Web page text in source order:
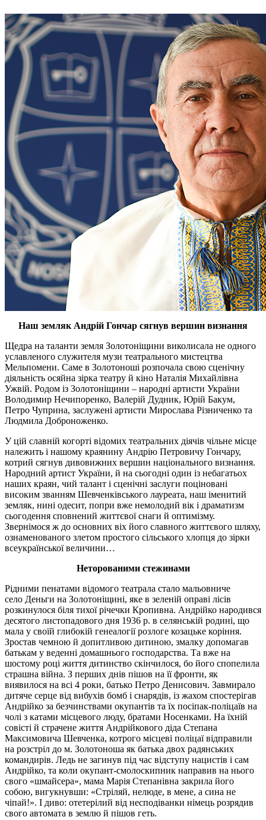
Наш земляк Андрій Гончар сягнув вершин визнання
Щедра на таланти земля Золотоніщини виколисала не одного
уславленого служителя музи театрального мистецтва
Мельпомени. Саме в Золотоноші розпочала свою сценічну
діяльність осяйна зірка театру й кіно Наталія Михайлівна
Ужвій. Родом із Золотоніщини – народні артисти України
Володимир Нечипоренко, Валерій Дудник, Юрій Бакум,
Петро Чуприна, заслужені артисти Мирослава Різниченко та
Людмила Доброноженко.
У цій славній когорті відомих театральних діячів чільне місце
належить і нашому краянину Андрію Петровичу Гончару,
котрий сягнув дивовижних вершин національного визнання.
Народний артист України, й на сьогодні один із небагатьох
наших краян, чий талант і сценічні заслуги поціновані
високим званням Шевченківського лауреата, наш іменитий
земляк, нині одесит, попри вже немолодий вік і драматизм
сьогодення сповнений життєвої снаги й оптимізму.
Звернімося ж до основних віх його славного життєвого шляху,
ознаменованого злетом простого сільського хлопця до зірки
всеукраїнської величини…
Неторованими стежинами
Рідними пенатами відомого театрала стало мальовниче
село Деньги на Золотоніщині, яке в зеленій оправі лісів
розкинулося біля тихої річечки Кропивна. Андрійко народився
десятого листопадового дня 1936 р. в селянській родині, що
мала у своїй глибокій генеалогії розлоге козацьке коріння.
Зростав чемною й допитливою дитиною, змалку допомагав
батькам у веденні домашнього господарства. Та вже на
шостому році життя дитинство скінчилося, бо його спопелила
страшна війна. З перших днів пішов на її фронти, як
виявилося на всі 4 роки, батько Петро Денисович. Завмирало
дитяче серце від вибухів бомб і снарядів, із жахом спостерігав
Андрійко за безчинствами окупантів та їх посіпак-поліцаїв на
чолі з катами місцевого люду, братами Носенками. На їхній
совісті й страчене життя Андрійкового діда Степана
Максимовича Шевченка, котрого місцеві поліцаї відправили
на розстріл до м. Золотоноша як батька двох радянських
командирів. Ледь не загинув під час відступу нацистів і сам
Андрійко, та коли окупант-смолоскипник направив на нього
свого «шмайсера», мама Марія Степанівна закрила його
собою, вигукнувши: «Стріляй, нелюде, в мене, а сина не
чіпай!». І диво: отетерілий від несподіванки німець розрядив
свого автомата в землю й пішов геть.